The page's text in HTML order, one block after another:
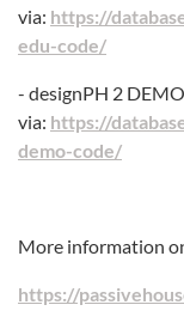
via: https://
edu-code/
- designPH 2
via: https://
demo-code/
More information
https://